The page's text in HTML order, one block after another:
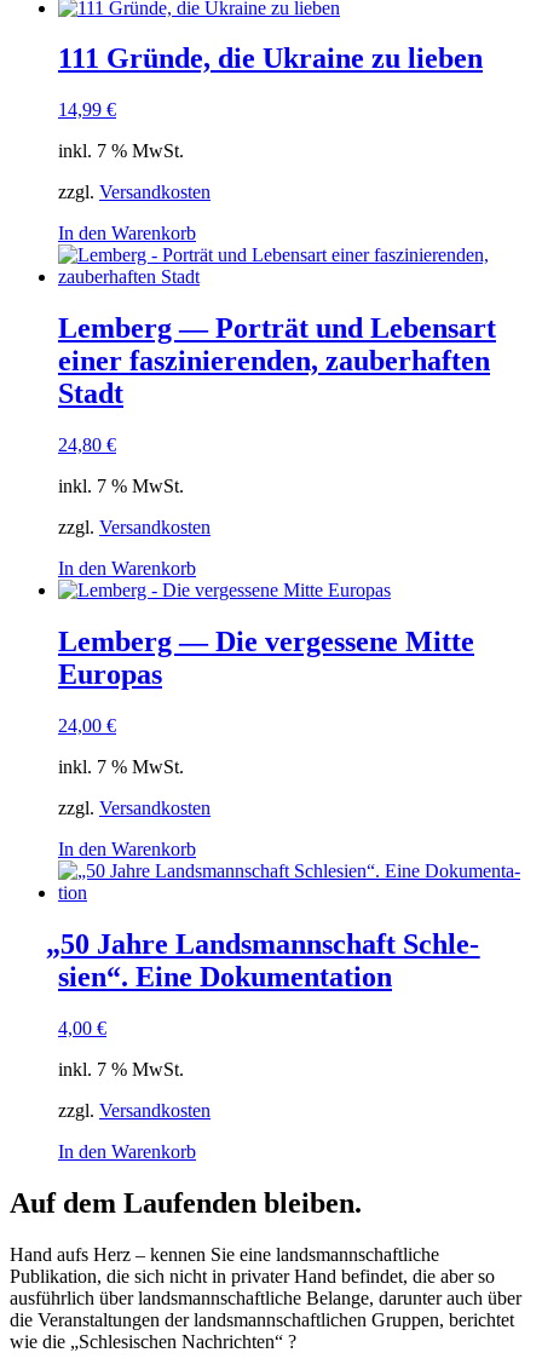
111 Gründe, die Ukraine zu lieben
14,99 €
inkl. 7 % MwSt.
zzgl. Versandkosten
In den Warenkorb
Lemberg — Porträt und Lebensart
einer faszinierenden, zauberhaften
Stadt
24,80 €
inkl. 7 % MwSt.
zzgl. Versandkosten
In den Warenkorb
Lemberg — Die vergessene Mitte
Europas
24,00 €
inkl. 7 % MwSt.
zzgl. Versandkosten
In den Warenkorb
„50 Jahre Lands­mann­schaft Schle­
sien“. Eine Dokumentation
4,00 €
inkl. 7 % MwSt.
zzgl. Versandkosten
In den Warenkorb
Auf dem Laufenden bleiben.
Hand aufs Herz – kennen Sie eine landsmannschaftliche
Publikation, die sich nicht in privater Hand befindet, die aber so
ausführlich über landsmannschaftliche Belange, darunter auch über
die Veranstaltungen der landsmannschaftlichen Gruppen, berichtet
wie die „Schlesischen Nachrichten“ ?